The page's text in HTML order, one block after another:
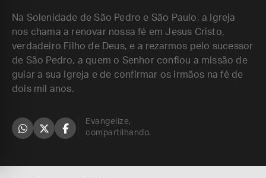
Na Solenidade de São Pedro e São Paulo, a Igreja
nos chama a renovar nossa fé em Jesus Cristo,
verdadeiro Filho de Deus, e a rezarmos pelo sucessor
de São Pedro, a quem o Senhor confiou a missão de
guiar a sua Igreja e de confirmar os irmãos na fé de
dois mil anos.
Evangelize,
compartilhando.